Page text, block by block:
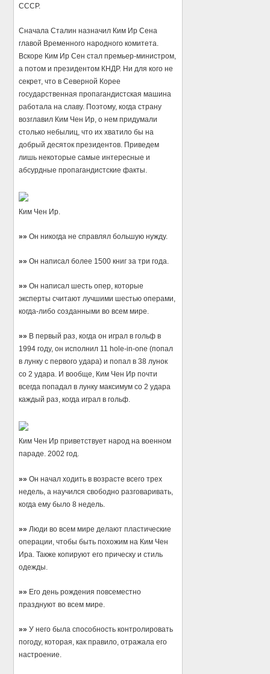
СССР.
Сначала Сталин назначил Ким Ир Сена
главой Временного народного комитета.
Вскоре Ким Ир Сен стал премьер-министром,
а потом и президентом КНДР. Ни для кого не
секрет, что в Северной Корее
государственная пропагандистская машина
работала на славу. Поэтому, когда страну
возглавил Ким Чен Ир, о нем придумали
столько небылиц, что их хватило бы на
добрый десяток президентов. Приведем
лишь некоторые самые интересные и
абсурдные пропагандистские факты.
Ким Чен Ир.
»» Он никогда не справлял большую нужду.
»» Он написал более 1500 книг за три года.
»» Он написал шесть опер, которые
эксперты считают лучшими шестью операми,
когда-либо созданными во всем мире.
»» В первый раз, когда он играл в гольф в
1994 году, он исполнил 11 hole-in-one (попал
в лунку с первого удара) и попал в 38 лунок
со 2 удара. И вообще, Ким Чен Ир почти
всегда попадал в лунку максимум со 2 удара
каждый раз, когда играл в гольф.
Ким Чен Ир приветствует народ на военном
параде. 2002 год.
»» Он начал ходить в возрасте всего трех
недель, а научился свободно разговаривать,
когда ему было 8 недель.
»» Люди во всем мире делают пластические
операции, чтобы быть похожим на Ким Чен
Ира. Также копируют его прическу и стиль
одежды.
»» Его день рождения повсеместно
празднуют во всем мире.
»» У него была способность контролировать
погоду, которая, как правило, отражала его
настроение.